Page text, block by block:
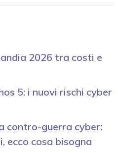
2026 tra costi e
5: i nuovi rischi cyber
contro-guerra cyber:
ecco cosa bisogna